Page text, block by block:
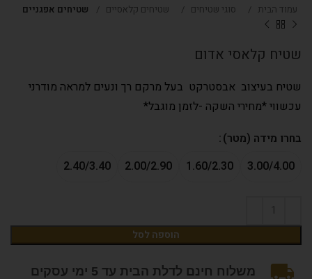
עמוד הבית סוגי שטיחים שטיחים קלאסיים שטיחים אפגניים
שטיח קלאסי אדום
שטיח בעיצוב אבסטרקט בעל מרקם רך ונעים למראה מודרני
עכשווי *מחירי השקה -לזמן מוגבל*
בחרו מידה (מטר)
3.00/4.00
1.60/2.30
2.00/2.90
2.40/3.40
הוספה לסל
משלוח חינם לדלת הבית עד 5 ימי עסקים